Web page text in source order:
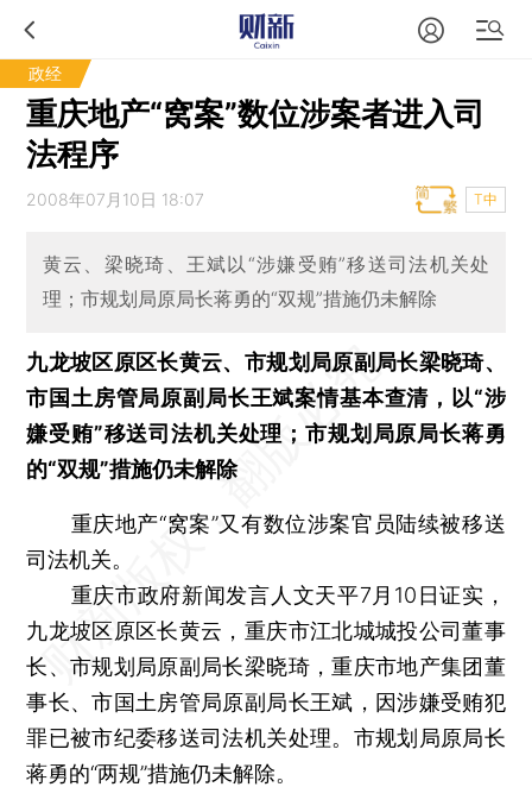
政经
重庆地产“窝案”数位涉案者进入司
法程序
2008年07月10日 18:07 T中
黄云、梁晓琦、王斌以“涉嫌受贿”移送司法机关处
理；市规划局原局长蒋勇的“双规”措施仍未解除
九龙坡区原区长黄云、市规划局原副局长梁晓琦、
市国土房管局原副局长王斌案情基本查清，以“涉
嫌受贿”移送司法机关处理；市规划局原局长蒋勇
的“双规”措施仍未解除
重庆地产“窝案”又有数位涉案官员陆续被移送
司法机关。
重庆市政府新闻发言人文天平7月10日证实，
九龙坡区原区长黄云，重庆市江北城城投公司董事
长、市规划局原副局长梁晓琦，重庆市地产集团董
事长、市国土房管局原副局长王斌，因涉嫌受贿犯
罪已被市纪委移送司法机关处理。市规划局原局长
蒋勇的“两规”措施仍未解除。